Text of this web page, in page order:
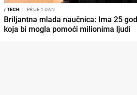
/TECH I PRIJE 1 DAN
Briljantna mlada naučnica: Ima 25
koja bi mogla pomoći milionima ljudi